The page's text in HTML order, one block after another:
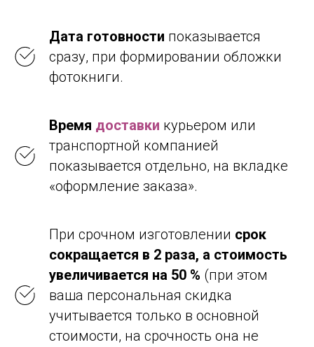
Дата готовности показывается
сразу, при формировании обложки
фотокниги.
Время доставки курьером или
транспортной компанией
показывается отдельно, на вкладке
«оформление заказа».
При срочном изготовлении срок
сокращается в 2 раза, а стоимость
увеличивается на 50 % (при этом
ваша персональная скидка
учитывается только в основной
стоимости, на срочность она не